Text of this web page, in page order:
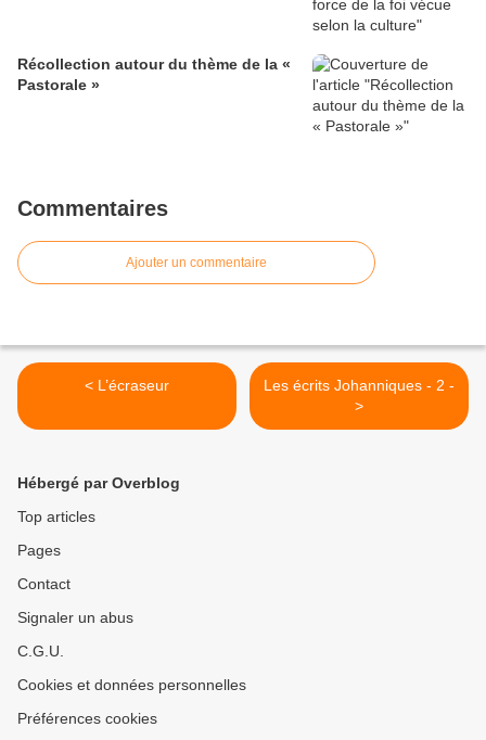
Récollection autour du thème de la «
Pastorale »
Commentaires
Ajouter un commentaire
< L’écraseur
Les écrits Johanniques - 2 -
>
Hébergé par Overblog
Top articles
Pages
Contact
Signaler un abus
C.G.U.
Cookies et données personnelles
Préférences cookies